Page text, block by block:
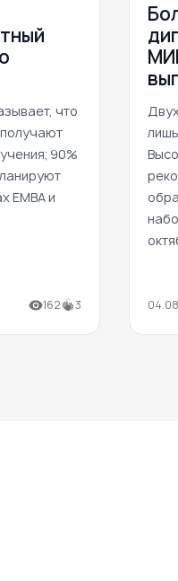
что
90%
EMBA и
162 3